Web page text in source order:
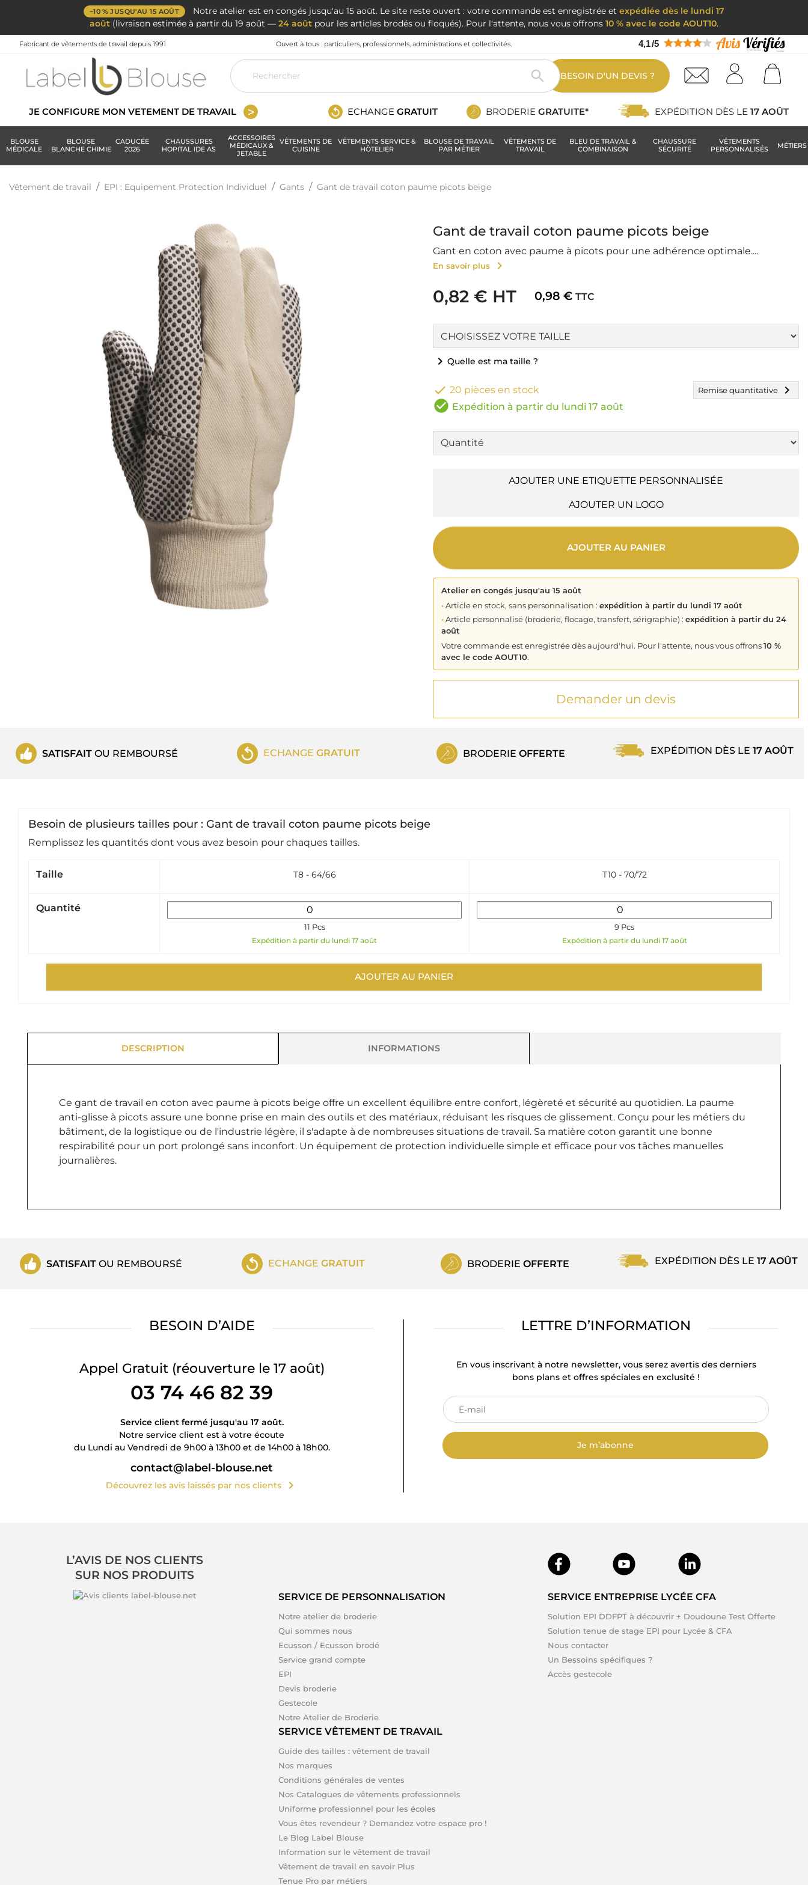
−10 % JUSQU'AU 15 AOÛT Notre atelier est en congés jusqu'au 15 août. Le site reste ouvert : votre commande est enregistrée etexpédiée dès le lundi 17
août (livraison estimée à partir du 19 août — 24 août pour les articles brodés ou floqués). Pour l'attente, nous vous offrons 10 % avec le code AOUT10.
Fabricant de vêtements de travail depuis 1991 Ouvert à tous : particuliers, professionnels, administrations et collectivités. 4,1/5
 BESOIN D'UN DEVIS ?
JE CONFIGURE MON VETEMENT DE TRAVAIL ECHANGE GRATUIT BRODERIE GRATUITE* EXPÉDITION DÈS LE 17 AOÛT
BLOUSE
MÉDICALE
BLOUSE
BLANCHE CHIMIE
CADUCÉE
2026
CHAUSSURES
HOPITAL IDE AS
ACCESSOIRES
MÉDICAUX &
JETABLE
VÊTEMENTS DE
CUISINE
VÊTEMENTS SERVICE &
HÔTELIER
BLOUSE DE TRAVAIL
PAR MÉTIER
VÊTEMENTS DE
TRAVAIL
BLEU DE TRAVAIL &
COMBINAISON
CHAUSSURE
SÉCURITÉ
VÊTEMENTS
PERSONNALISÉS
MÉTIERS
Vêtement de travail EPI : Equipement Protection Individuel Gants Gant de travail coton paume picots beige
Gant de travail coton paume picots beige
Gant en coton avec paume à picots pour une adhérence optimale....
En savoir plus chevron_right
0,82 € HT 0,98 € TTC
chevron_right Quelle est ma taille ?
 20 pièces en stock
check_circle Expédition à partir du lundi 17 août
Remise quantitative chevron_right
AJOUTER UNE ETIQUETTE PERSONNALISÉE
AJOUTER UN LOGO
AJOUTER AU PANIER
Atelier en congés jusqu'au 15 août
•Article en stock, sans personnalisation : expédition à partir du lundi 17 août
•Article personnalisé (broderie, flocage, transfert, sérigraphie) : expédition à partir du 24
août
Votre commande est enregistrée dès aujourd'hui. Pour l'attente, nous vous offrons10 %
avec le code AOUT10.
Demander un devis
SATISFAITOU REMBOURSÉ ECHANGEGRATUIT BRODERIE OFFERTE EXPÉDITION DÈS LE 17 AOÛT
Besoin de plusieurs tailles pour : Gant de travail coton paume picots beige
Remplissez les quantités dont vous avez besoin pour chaques tailles.
Taille T8 - 64/66 T10 - 70/72
Quantité
11 Pcs
Expédition à partir du lundi 17 août
9 Pcs
Expédition à partir du lundi 17 août
AJOUTER AU PANIER
DESCRIPTION INFORMATIONS
Ce gant de travail en coton avec paume à picots beige offre un excellent équilibre entre confort, légèreté et sécurité au quotidien. La paume
anti-glisse à picots assure une bonne prise en main des outils et des matériaux, réduisant les risques de glissement. Conçu pour les métiers du
bâtiment, de la logistique ou de l'industrie légère, il s'adapte à de nombreuses situations de travail. Sa matière coton garantit une bonne
respirabilité pour un port prolongé sans inconfort. Un équipement de protection individuelle simple et efficace pour vos tâches manuelles
journalières.
SATISFAIT OU REMBOURSÉ ECHANGE GRATUIT BRODERIE OFFERTE EXPÉDITION DÈS LE 17 AOÛT
BESOIN D’AIDE
Appel Gratuit (réouverture le 17 août)
03 74 46 82 39
Service client fermé jusqu'au 17 août.
Notre service client est à votre écoute
du Lundi au Vendredi de 9h00 à 13h00 et de 14h00 à 18h00.
contact@label-blouse.net
Découvrez les avis laissés par nos clients chevron_right
LETTRE D’INFORMATION
En vous inscrivant à notre newsletter, vous serez avertis des derniers
bons plans et offres spéciales en exclusité !
Je m’abonne
L’AVIS DE NOS CLIENTS
SUR NOS PRODUITS
SERVICE DE PERSONNALISATION
Notre atelier de broderie
Qui sommes nous
Ecusson / Ecusson brodé
Service grand compte
EPI
Devis broderie
Gestecole
Notre Atelier de Broderie
SERVICE ENTREPRISE LYCÉE CFA
Solution EPI DDFPT à découvrir + Doudoune Test Offerte
Solution tenue de stage EPI pour Lycée & CFA
Nous contacter
Un Bessoins spécifiques ?
Accès gestecole
SERVICE VÊTEMENT DE TRAVAIL
Guide des tailles : vêtement de travail
Nos marques
Conditions générales de ventes
Nos Catalogues de vêtements professionnels
Uniforme professionnel pour les écoles
Vous êtes revendeur ? Demandez votre espace pro !
Le Blog Label Blouse
Information sur le vêtement de travail
Vêtement de travail en savoir Plus
Tenue Pro par métiers